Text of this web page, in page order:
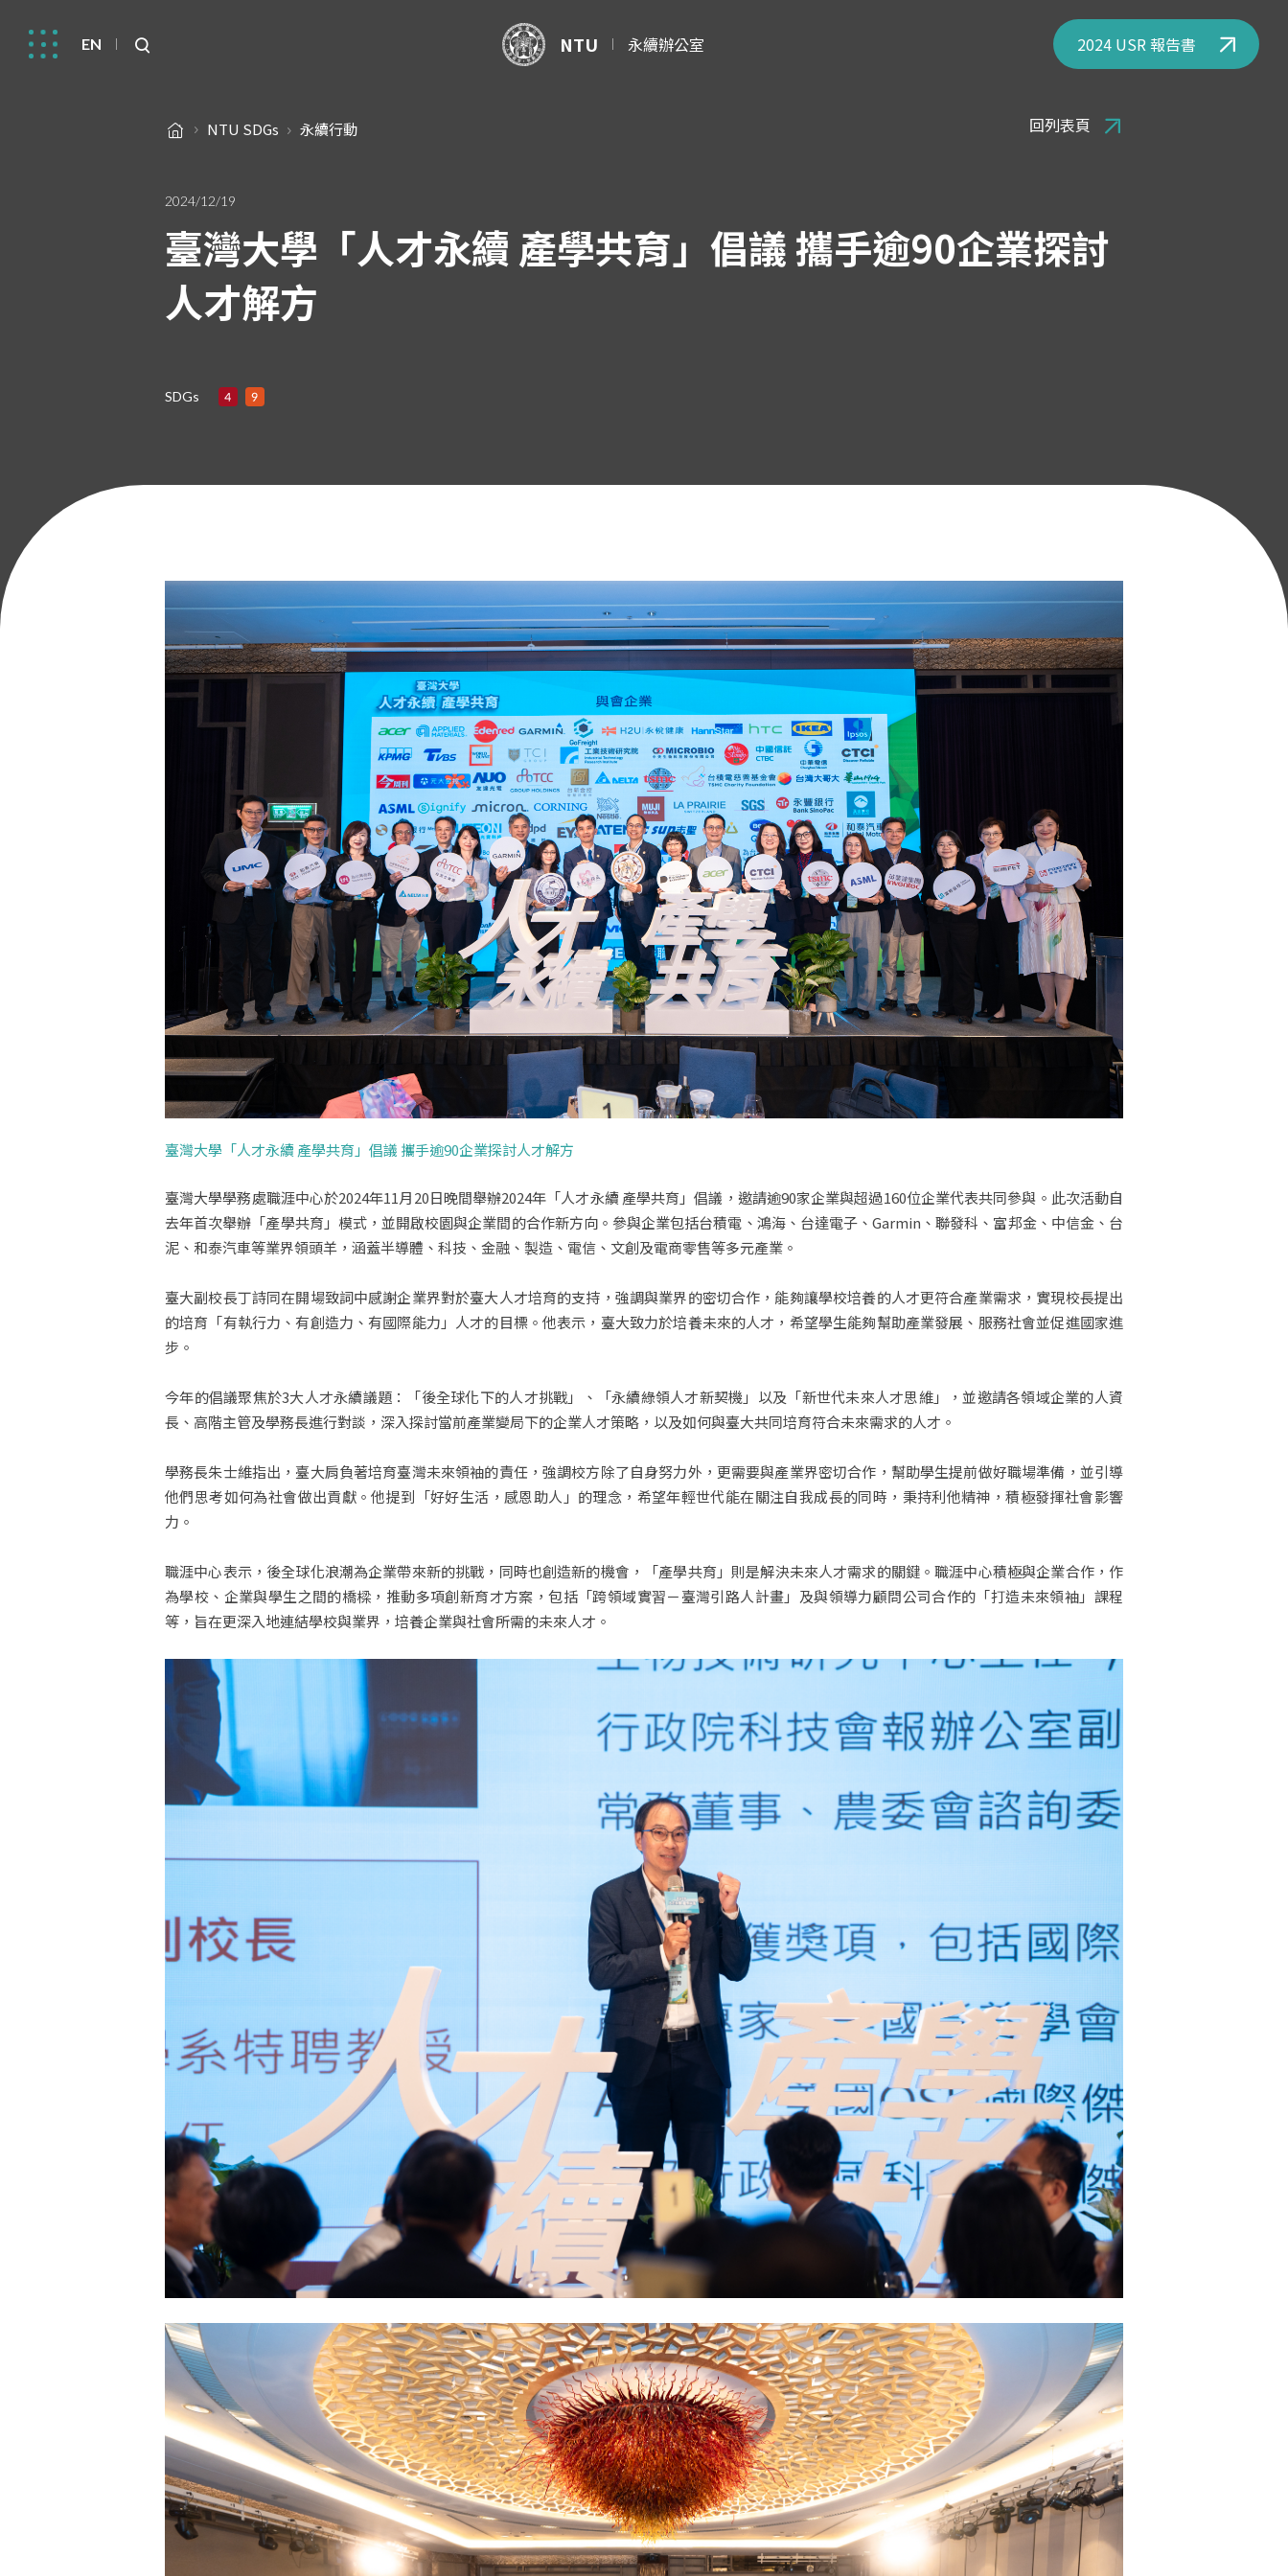
EN NTU 永續辦公室 2024 USR 報告書
NTU SDGs 永續行動 回列表頁
2024/12/19
臺灣大學「人才永續 產學共育」倡議 攜手逾90企業探討
人才解方
SDGs
臺灣大學「人才永續 產學共育」倡議 攜手逾90企業探討人才解方
臺灣大學學務處職涯中心於2024年11月20日晚間舉辦2024年「人才永續 產學共育」倡議，邀請逾90家企業與超過160位企業代表共同參與。此次活動自
去年首次舉辦「產學共育」模式，並開啟校園與企業間的合作新方向。參與企業包括台積電、鴻海、台達電子、Garmin、聯發科、富邦金、中信金、台
泥、和泰汽車等業界領頭羊，涵蓋半導體、科技、金融、製造、電信、文創及電商零售等多元產業。
臺大副校長丁詩同在開場致詞中感謝企業界對於臺大人才培育的支持，強調與業界的密切合作，能夠讓學校培養的人才更符合產業需求，實現校長提出
的培育「有執行力、有創造力、有國際能力」人才的目標。他表示，臺大致力於培養未來的人才，希望學生能夠幫助產業發展、服務社會並促進國家進
步。
今年的倡議聚焦於3大人才永續議題：「後全球化下的人才挑戰」、「永續綠領人才新契機」以及「新世代未來人才思維」，並邀請各領域企業的人資
長、高階主管及學務長進行對談，深入探討當前產業變局下的企業人才策略，以及如何與臺大共同培育符合未來需求的人才。
學務長朱士維指出，臺大肩負著培育臺灣未來領袖的責任，強調校方除了自身努力外，更需要與產業界密切合作，幫助學生提前做好職場準備，並引導
他們思考如何為社會做出貢獻。他提到「好好生活，感恩助人」的理念，希望年輕世代能在關注自我成長的同時，秉持利他精神，積極發揮社會影響
力。
職涯中心表示，後全球化浪潮為企業帶來新的挑戰，同時也創造新的機會，「產學共育」則是解決未來人才需求的關鍵。職涯中心積極與企業合作，作
為學校、企業與學生之間的橋樑，推動多項創新育才方案，包括「跨領域實習－臺灣引路人計畫」及與領導力顧問公司合作的「打造未來領袖」課程
等，旨在更深入地連結學校與業界，培養企業與社會所需的未來人才。